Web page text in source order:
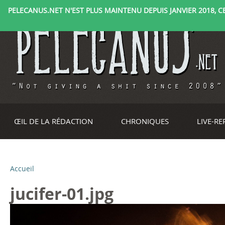
PELECANUS.NET N'EST PLUS MAINTENU DEPUIS JANVIER 2018,
ŒIL DE LA RÉDACTION CHRONIQUES LIVE-
V
o
Accueil
jucifer-01.jpg